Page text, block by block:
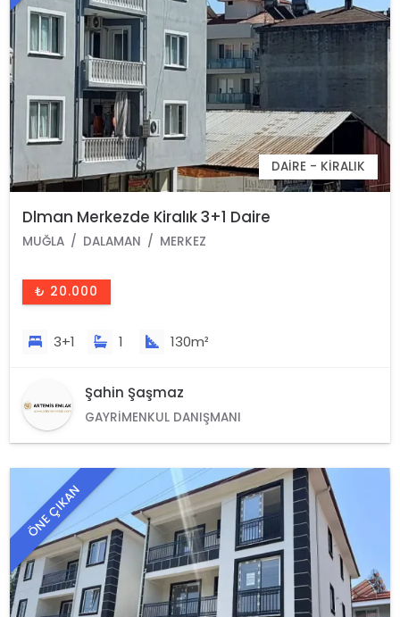
DAIRE - KIRALIK
Dlman Merkezde Kiralık 3+1 Daire
MUĞLA DALAMAN MERKEZ
₺ 20.000
3+1 1 130m²
Şahin Şaşmaz
GAYRIMENKUL DANIŞMANI
ÖNE ÇIKAN